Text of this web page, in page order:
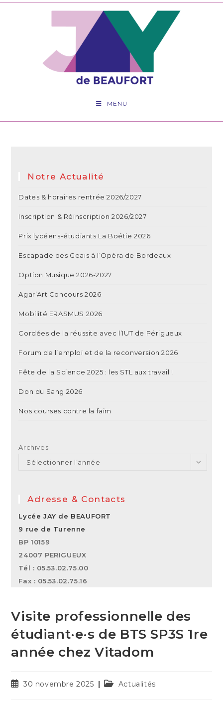
MENU
Notre Actualité
Dates & horaires rentrée 2026/2027
Inscription & Réinscription 2026/2027
Prix lycéens-étudiants La Boétie 2026
Escapade des Geais à l’Opéra de Bordeaux
Option Musique 2026-2027
Agar’Art Concours 2026
Mobilité ERASMUS 2026
Cordées de la réussite avec l’IUT de Périgueux
Forum de l’emploi et de la reconversion 2026
Fête de la Science 2025 : les STL aux travail !
Don du Sang 2026
Nos courses contre la faim
Archives
Sélectionner l’année
Adresse & Contacts
Lycée JAY de BEAUFORT
9 rue de Turenne
BP 10159
24007 PERIGUEUX
Tél : 05.53.02.75.00
Fax : 05.53.02.75.16
Visite professionnelle des
étudiant·e·s de BTS SP3S 1re
année chez Vitadom
30 novembre 2025 Actualités